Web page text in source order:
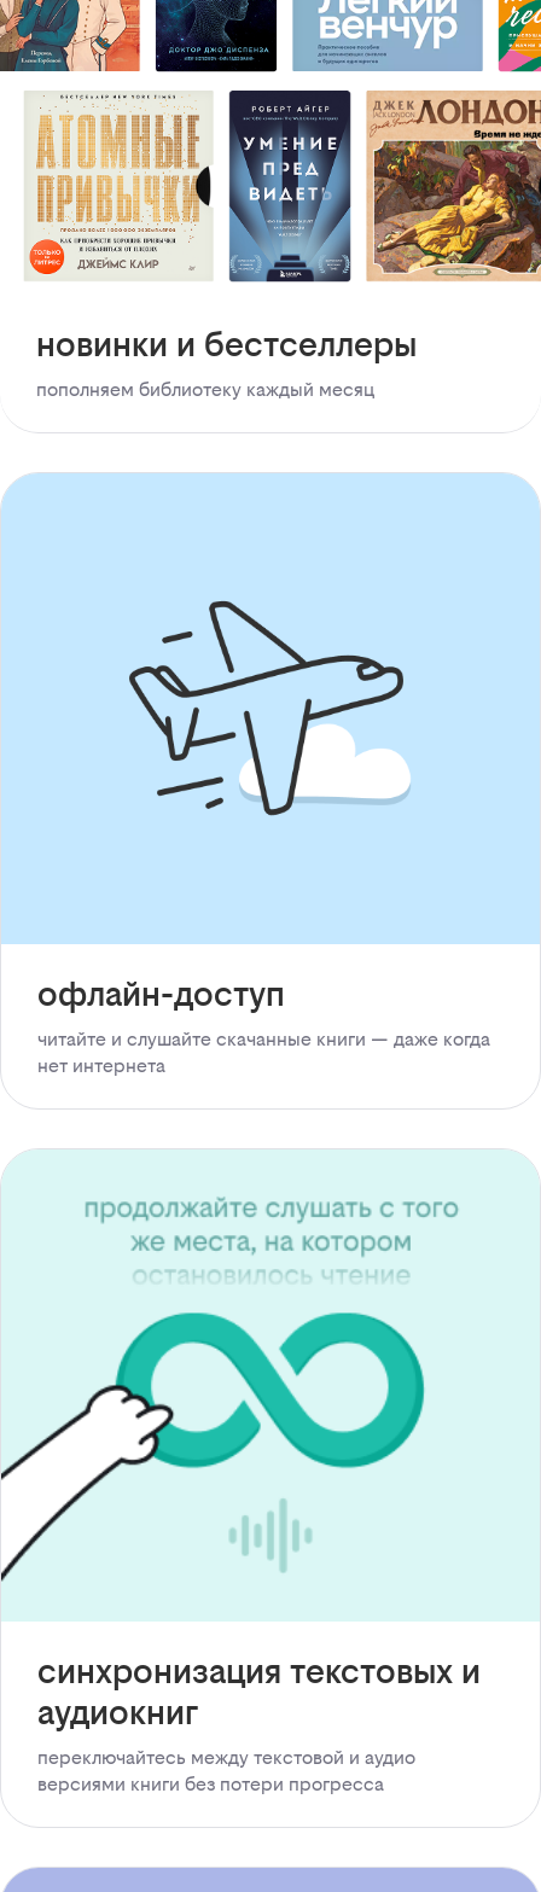
новинки и бестселлеры
пополняем библиотеку каждый месяц
офлайн-доступ
читайте и слушайте скачанные книги — даже когда
нет интернета
синхронизация текстовых и
аудиокниг
переключайтесь между текстовой и аудио
версиями книги без потери прогресса